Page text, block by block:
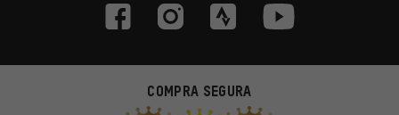
COMPRA SEGURA